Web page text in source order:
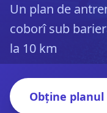
Un plan de
coborî sub
la 10 km
Obține